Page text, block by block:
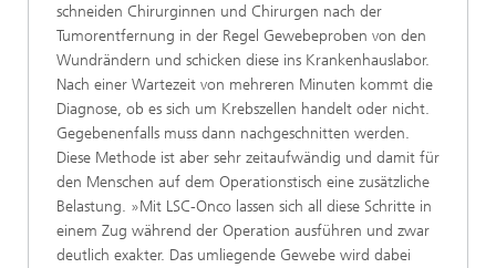
schneiden Chirurginnen und Chirurgen nach der
Tumorentfernung in der Regel Gewebeproben von den
Wundrändern und schicken diese ins Krankenhauslabor.
Nach einer Wartezeit von mehreren Minuten kommt die
Diagnose, ob es sich um Krebszellen handelt oder nicht.
Gegebenenfalls muss dann nachgeschnitten werden.
Diese Methode ist aber sehr zeitaufwändig und damit für
den Menschen auf dem Operationstisch eine zusätzliche
Belastung. »Mit LSC-Onco lassen sich all diese Schritte in
einem Zug während der Operation ausführen und zwar
deutlich exakter. Das umliegende Gewebe wird dabei